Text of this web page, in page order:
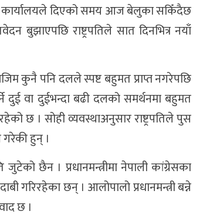
कार्यालयले दिएको समय आज बेलुका सकिँदैछ
बुझाएपछि राष्ट्रपतिले सात दिनभित्र नयाँ
कुनै पनि दलले स्पष्ट बहुमत प्राप्त नगरेपछि
दुई वा दुईभन्दा बढी दलको समर्थनमा बहुमत
छ । सोही व्यवस्थाअनुसार राष्ट्रपतिले पुस
हुन् ।
छैन । प्रधानमन्त्रीमा नेपाली कांग्रेसका
गरिरहेका छन् । आलोपालो प्रधानमन्त्री बन्ने
छ ।